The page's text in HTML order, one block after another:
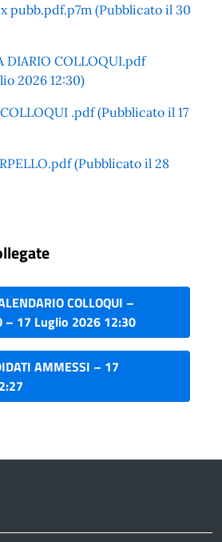
pubb.pdf.p7m (Pubblicato il 30
DIARIO COLLOQUI.pdf
2026 12:30)
.pdf (Pubblicato il 17
(Pubblicato il 28
COLLOQUI –
– 17 Luglio 2026 12:30
AMMESSI – 17